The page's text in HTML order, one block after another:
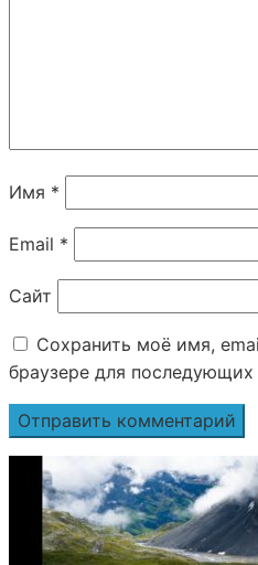
Имя *
Email *
Сайт
Сохранить моё имя,
браузере для